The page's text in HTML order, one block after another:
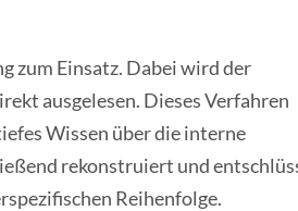
zum Einsatz. Dabei wird der
ausgelesen. Dieses Verfahren
Wissen über die interne
rekonstruiert und
Reihenfolge.